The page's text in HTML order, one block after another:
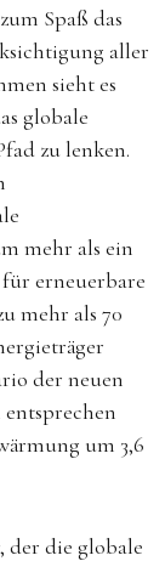
Spaß das
aller
sieht es
globale
zu lenken.
mehr als ein
erneuerbare
mehr als 70
der neuen
um 3,6
der die globale